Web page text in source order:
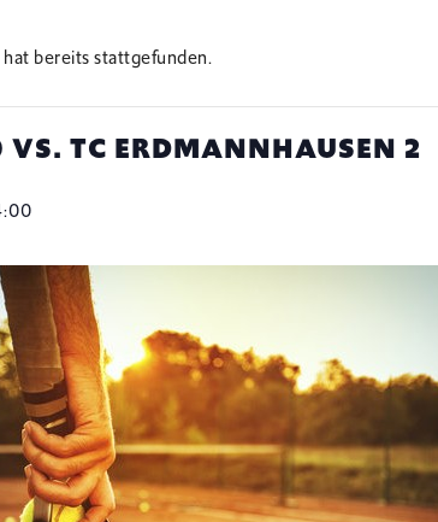
bereits stattgefunden.
VS. TC ERDMANNHAUSEN 2